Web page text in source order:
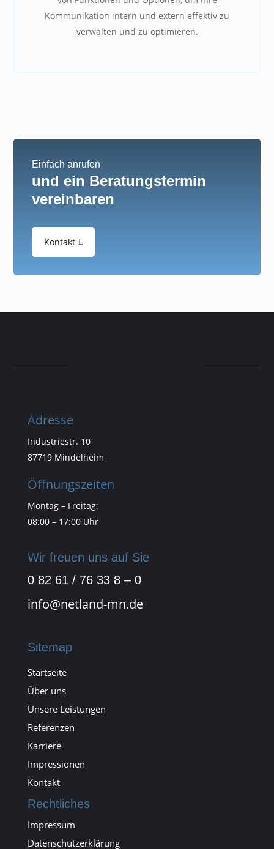
Kommunikation intern und extern effektiv zu
verwalten und zu optimieren.
Einfach anrufen
und ein Beratungstermin
vereinbaren
Kontakt
Adresse
Industriestr. 10
87719 Mindelheim
Öffnungszeiten
Montag – Freitag:
08:00 – 17:00 Uhr
Wir freuen uns auf Sie
0 82 61 / 76 33 8 – 0
info@netland-mn.de
Sitemap
Startseite
Über uns
Unsere Leistungen
Referenzen
Karriere
Impressionen
Kontakt
Rechtliches
Impressum
Datenschutzerklärung